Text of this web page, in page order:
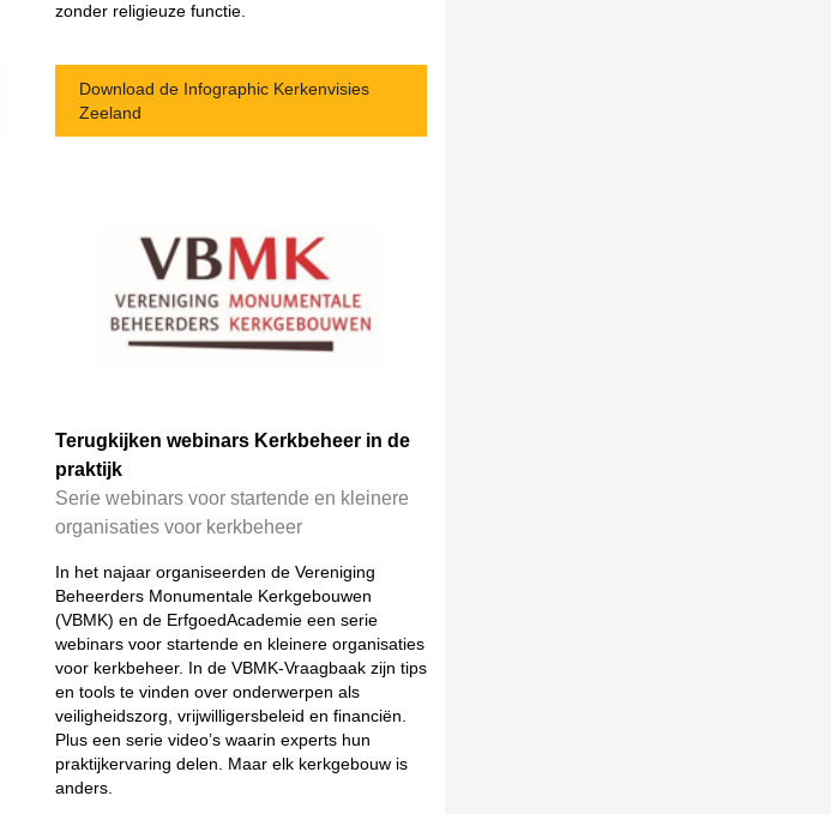
zonder religieuze functie.
Download de Infographic Kerkenvisies
Zeeland
Terugkijken webinars Kerkbeheer in de
praktijk
Serie webinars voor startende en kleinere
organisaties voor kerkbeheer
In het najaar organiseerden de Vereniging
Beheerders Monumentale Kerkgebouwen
(VBMK) en de ErfgoedAcademie een serie
webinars voor startende en kleinere organisaties
voor kerkbeheer. In de VBMK-Vraagbaak zijn tips
en tools te vinden over onderwerpen als
veiligheidszorg, vrijwilligersbeleid en financiën.
Plus een serie video’s waarin experts hun
praktijkervaring delen. Maar elk kerkgebouw is
anders.